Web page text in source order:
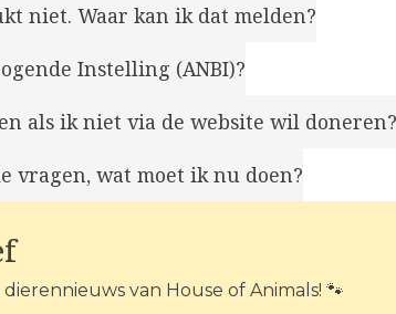
niet. Waar kan ik dat melden?
Instelling (ANBI)?
als ik niet via de website wil doneren?
vragen, wat moet ik nu doen?
van House of Animals! 🐾